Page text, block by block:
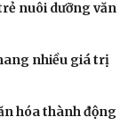
thay đổi ở hạng
an toàn cho
ra mắt: Thiết kế